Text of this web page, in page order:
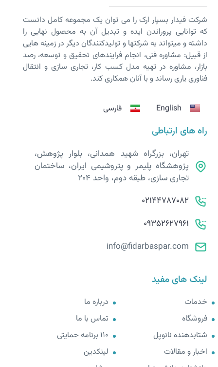
شرکت فیدار بسپار ارک را می توان یک مجموعه کامل دانست
که توانایی پروراندن ایده و تبدیل آن به محصول نهایی را
داشته و می­تواند به شرکت­ها و تولیدکنندگان دیگر در زمینه هایی
از قبیل: مشاوره فنی، انجام فرایندهای تحقیق و توسعه، رصد
بازار، مشاوره در تهیه مدل کسب کار، تجاری سازی و انتقال
فناوری یاری رساند و با آنان همکاری کند.
English فارسی
راه های ارتباطی
تهران، بزرگراه شهید همدانی، بلوار پژوهش،
پژوهشگاه پلیمر و پتروشیمی ایران، ساختمان
تجاری سازی، طبقه دوم، واحد 204
02144787082
09352627961
info@fidarbaspar.com
لینک های مفید
خدمات
فروشگاه
شتابدهنده نانوپل
اخبار و مقالات
درباره ما
تماس با ما
110 برنامه حمایتی
لینکدین